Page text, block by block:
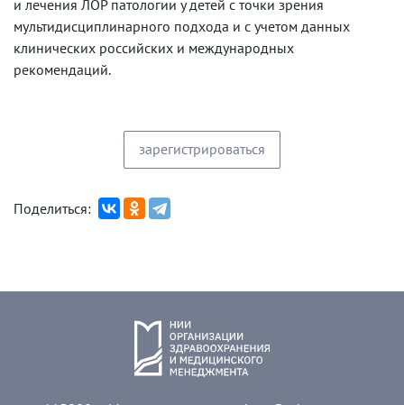
и лечения ЛОР патологии у детей с точки зрения
мультидисциплинарного подхода и с учетом данных
клинических российских и международных
рекомендаций.
зарегистрироваться
Поделиться: